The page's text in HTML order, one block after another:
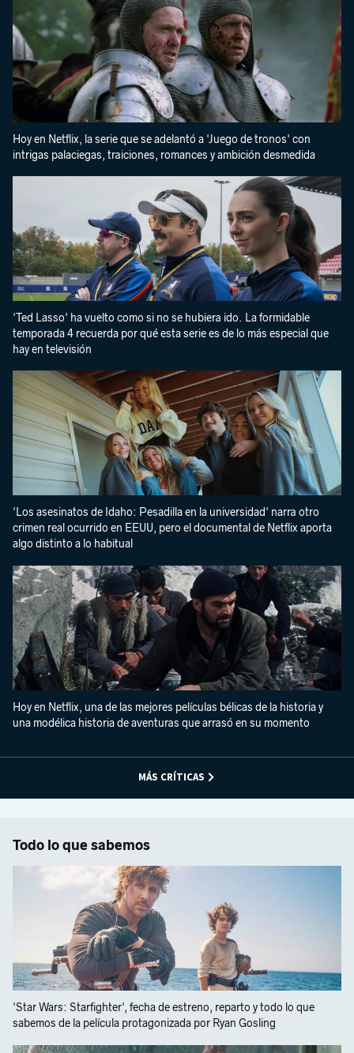
Hoy en Netflix, la serie que se adelantó a 'Juego de tronos' con
intrigas palaciegas, traiciones, romances y ambición desmedida
'Ted Lasso' ha vuelto como si no se hubiera ido. La formidable
temporada 4 recuerda por qué esta serie es de lo más especial que
hay en televisión
'Los asesinatos de Idaho: Pesadilla en la universidad' narra otro
crimen real ocurrido en EEUU, pero el documental de Netflix aporta
algo distinto a lo habitual
Hoy en Netflix, una de las mejores películas bélicas de la historia y
una modélica historia de aventuras que arrasó en su momento
MÁS CRÍTICAS
Todo lo que sabemos
'Star Wars: Starfighter', fecha de estreno, reparto y todo lo que
sabemos de la película protagonizada por Ryan Gosling